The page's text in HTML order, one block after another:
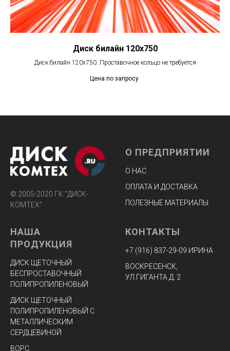
Диск билайн 120х750
Диск билайн 120х750. Проставочное кольцо не требуется
Цена по запросу
© 2005-2020 ГК "ДИСК-
КОМТЕХ"
О ПРЕДПРИЯТИИ
О НАС
ОПЛАТА И ДОСТАВКА
ПОЛЕЗНЫЕ МАТЕРИАЛЫ
НАША
ПРОДУКЦИЯ
ДИСК ЩЕТОЧНЫЙ
БЕСПРОСТАВОЧНЫЙ
ПОЛИПРОПИЛЕНОВЫЙ
ДИСК ЩЕТОЧНЫЙ
ПОЛИПРОПИЛЕНОВЫЙ С
МЕТАЛЛИЧЕСКИМ
СЕРДЦЕВИНОЙ
ВОРС
КОНТАКТЫ
+7 (916) 837-29-09 ИРИНА
ВОСКРЕСЕНСК,
УЛ.ГИГАНТА Д. 2